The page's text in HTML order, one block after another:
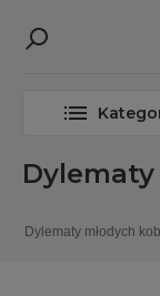
Dylematy młodych